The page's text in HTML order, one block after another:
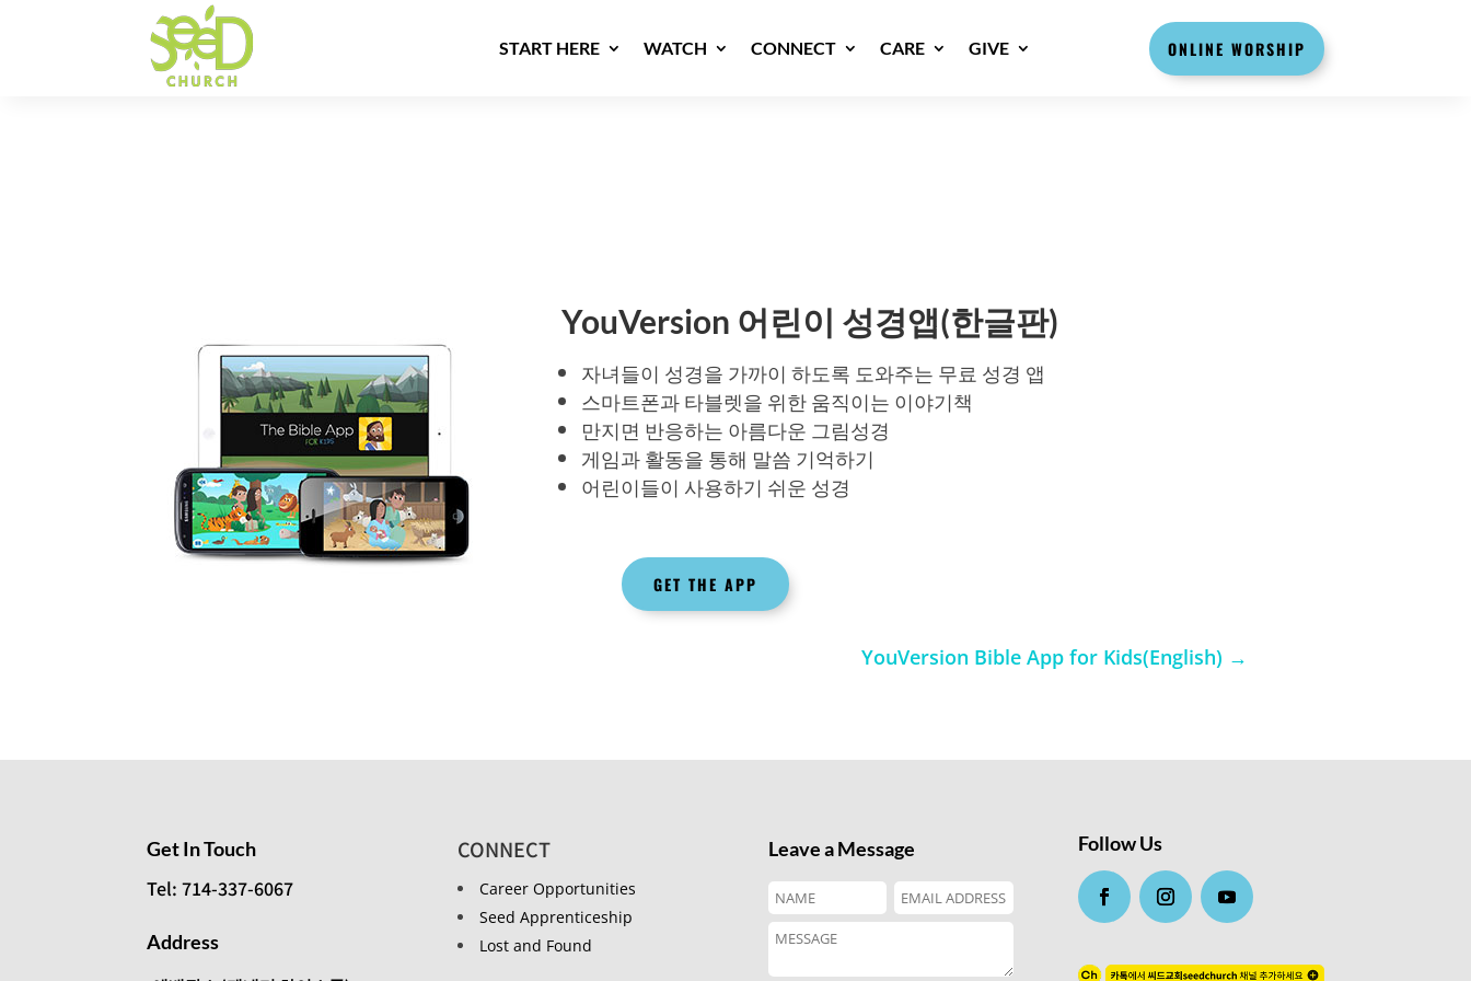
START HERE WATCH CONNECT CARE GIVE ONLINE WORSHIP
YouVersion 어린이 성경앱(한글판)
자녀들이 성경을 가까이 하도록 도와주는 무료 성경 앱
스마트폰과 타블렛을 위한 움직이는 이야기책
만지면 반응하는 아름다운 그림성경
게임과 활동을 통해 말씀 기억하기
어린이들이 사용하기 쉬운 성경
GET THE APP
YouVersion Bible App for Kids(English) →
Get In Touch
Tel: 714-337-6067
Address
CONNECT
Career Opportunities
Seed Apprenticeship
Lost and Found
Leave a Message Follow Us